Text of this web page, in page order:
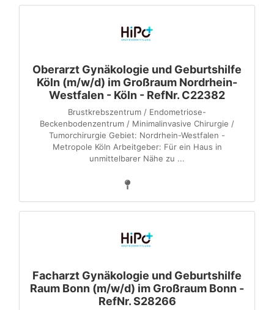
Oberarzt Gynäkologie und Geburtshilfe
Köln (m/w/d) im Großraum Nordrhein-
Westfalen - Köln - RefNr. C22382
Brustkrebszentrum / Endometriose-
Beckenbodenzentrum / Minimalinvasive Chirurgie /
Tumorchirurgie Gebiet: Nordrhein-Westfalen -
Metropole Köln Arbeitgeber: Für ein Haus in
unmittelbarer Nähe zu ...
Facharzt Gynäkologie und Geburtshilfe
Raum Bonn (m/w/d) im Großraum Bonn -
RefNr. S28266